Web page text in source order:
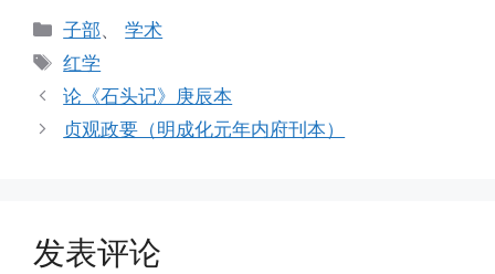
分
类
子部、学术
标
签
红学
论《石头记》庚辰本
贞观政要（明成化元年内府刊本）
发表评论